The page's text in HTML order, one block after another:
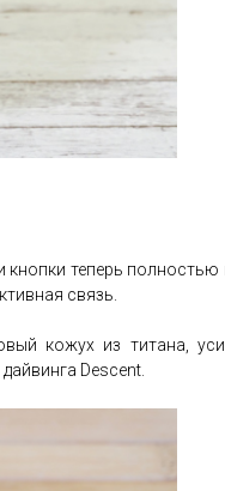
теперь
связь.
кожух из титана,
Descent.